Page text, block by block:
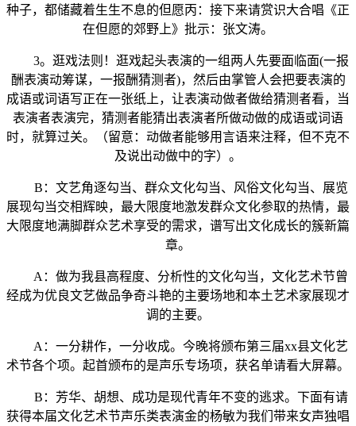
种子，都储藏着生生不息的但愿丙：接下来请赏识大合唱《正
在但愿的郊野上》批示：张文涛。
3。逛戏法则！逛戏起头表演的一组两人先要面临面(一报
酬表演动筹谋，一报酬猜测者)，然后由掌管人会把要表演的
成语或词语写正在一张纸上，让表演动做者做给猜测者看，当
表演者表演完，猜测者能猜出表演者所做动做的成语或词语
时，就算过关。（留意：动做者能够用言语来注释，但不克不
及说出动做中的字）。
B：文艺角逐勾当、群众文化勾当、风俗文化勾当、展览
展现勾当交相辉映，最大限度地激发群众文化参取的热情，最
大限度地满脚群众艺术享受的需求，谱写出文化成长的簇新篇
章。
A：做为我县高程度、分析性的文化勾当，文化艺术节曾
经成为优良文艺做品争奇斗艳的主要场地和本土艺术家展现才
调的主要。
A：一分耕作，一分收成。今晚将颁布第三届xx县文化艺
术节各个项。起首颁布的是声乐专场项，获名单请看大屏幕。
B：芳华、胡想、成功是现代青年不变的逃求。下面有请
获得本届文化艺术节声乐类表演金的杨敏为我们带来女声独唱